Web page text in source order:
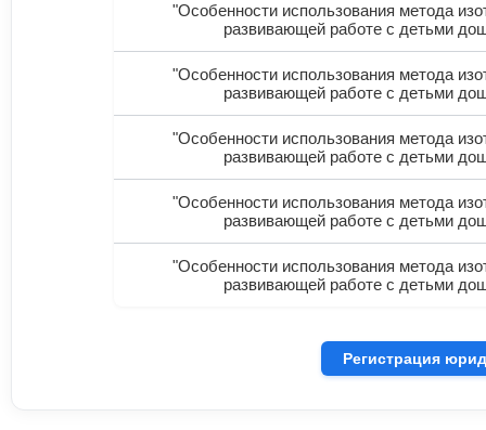
"Особенности использования метода
развивающей работе с детьми
"Особенности использования метода
развивающей работе с детьми
"Особенности использования метода
развивающей работе с детьми
"Особенности использования метода
развивающей работе с детьми
"Особенности использования метода
развивающей работе с детьми
Регистрация